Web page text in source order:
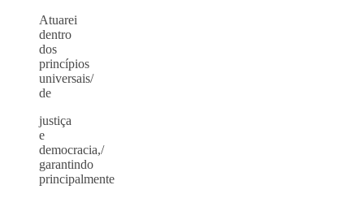
Atuarei
dentro
dos
princípios
universais/
de
justiça
e
democracia,/
garantindo
principalmente